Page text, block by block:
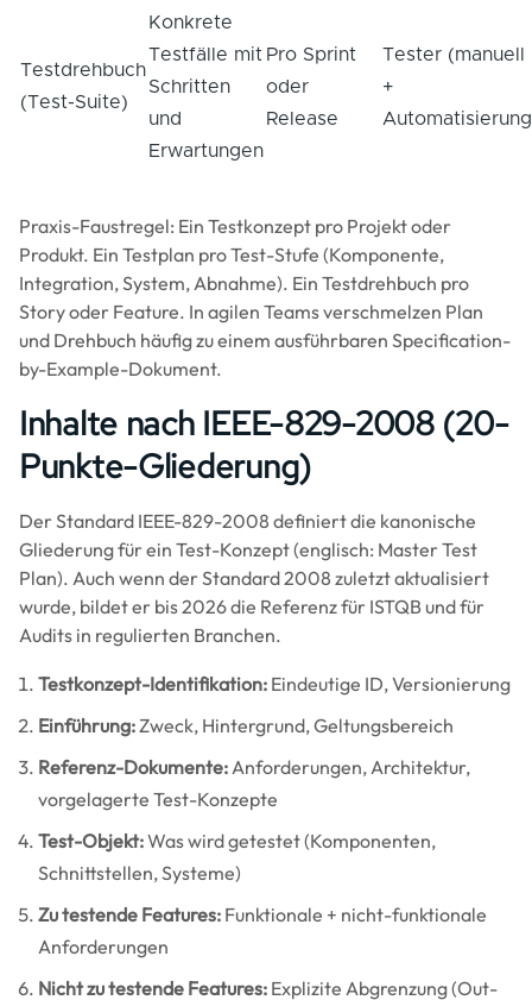
Testdrehbuch
(Test-Suite)
Konkrete
Testfälle mit
Schritten
und
Erwartungen
Pro Sprint
oder
Release
Tester (manuell
+
Praxis-Faustregel: Ein Testkonzept pro Projekt oder
Produkt. Ein Testplan pro Test-Stufe (Komponente,
Integration, System, Abnahme). Ein Testdrehbuch pro
Story oder Feature. In agilen Teams verschmelzen Plan
und Drehbuch häufig zu einem ausführbaren Specification-
by-Example-Dokument.
Inhalte nach IEEE-829-2008 (20-
Punkte-Gliederung)
Der Standard IEEE-829-2008 definiert die kanonische
Gliederung für ein Test-Konzept (englisch: Master Test
Plan). Auch wenn der Standard 2008 zuletzt aktualisiert
wurde, bildet er bis 2026 die Referenz für ISTQB und für
Audits in regulierten Branchen.
Testkonzept-Identifikation: Eindeutige ID, Versionierung
Einführung:Zweck, Hintergrund, Geltungsbereich
Referenz-Dokumente:Anforderungen, Architektur,
vorgelagerte Test-Konzepte
Test-Objekt:Was wird getestet (Komponenten,
Schnittstellen, Systeme)
Zu testende Features: Funktionale + nicht-funktionale
Anforderungen
Nicht zu testende Features: Explizite Abgrenzung (Out-